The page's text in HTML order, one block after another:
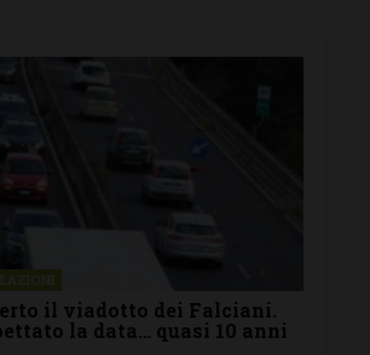
il viadotto dei Falciani.
la data… quasi 10 anni